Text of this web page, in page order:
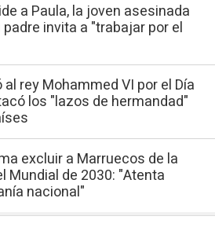
a Paula, la joven asesinada
invita a "trabajar por el
rey Mohammed VI por el Día
los "lazos de hermandad"
excluir a Marruecos de la
Mundial de 2030: "Atenta
nacional"